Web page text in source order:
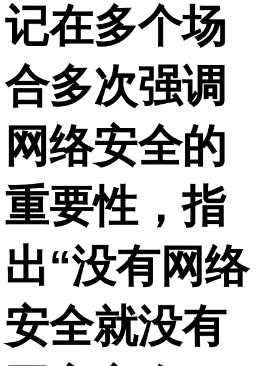
记在多个场
合多次强调
网络安全的
重要性，指
出“没有网络
安全就没有